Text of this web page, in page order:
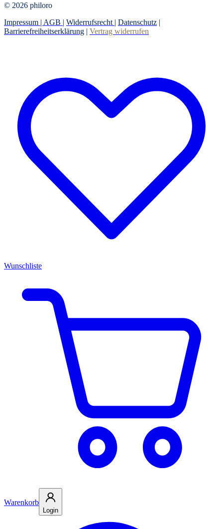
© 2026 philoro
Impressum | AGB | Widerrufsrecht | Datenschutz |
Barrierefreiheitserklärung | Vertrag widerrufen
Wunschliste
Warenkorb
Login